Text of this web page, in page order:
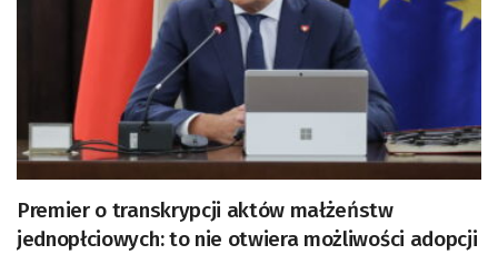
Premier o transkrypcji aktów małżeństw
jednopłciowych: to nie otwiera możliwości adopcji